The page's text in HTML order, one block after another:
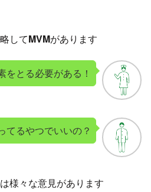
略してMVMがあります
をとる必要がある！
てるやつでいいの？
様々な意見があります